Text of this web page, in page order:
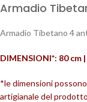
Armadio
Armadio Tibetano 4
DIMENSIONI*: 80 cm
*le dimensioni
artigianale del